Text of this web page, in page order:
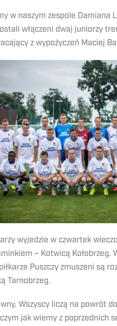
w naszym zespole
włączeni dwaj juniorzy
z wypożyczeń Maciej
wyjedzie w czwartek
– Kotwicą
Puszczy zmuszeni są
Tarnobrzeg.
Wszyscy liczą na powrót
jak wiemy z poprzednich